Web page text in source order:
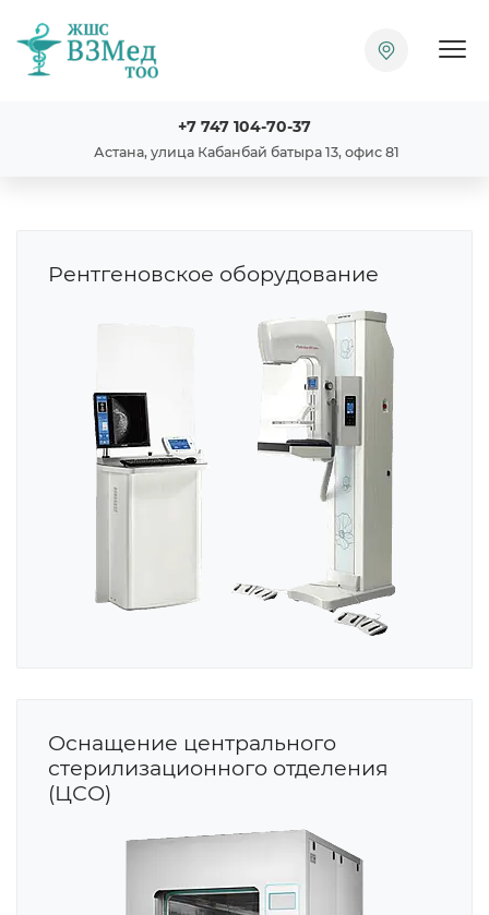
+7 747 104-70-37
Астана, улица Кабанбай батыра 13, офис 81
Рентгеновское оборудование
Оснащение центрального
стерилизационного отделения
(ЦСО)